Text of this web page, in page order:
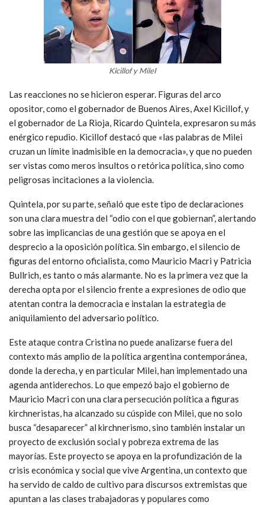
Kicillof y MileI
Las reacciones no se hicieron esperar. Figuras del arco
opositor, como el gobernador de Buenos Aires, Axel Kicillof, y
el gobernador de La Rioja, Ricardo Quintela, expresaron su más
enérgico repudio. Kicillof destacó que «las palabras de Milei
cruzan un límite inadmisible en la democracia», y que no pueden
ser vistas como meros insultos o retórica política, sino como
peligrosas incitaciones a la violencia.
Quintela, por su parte, señaló que este tipo de declaraciones
son una clara muestra del “odio con el que gobiernan”, alertando
sobre las implicancias de una gestión que se apoya en el
desprecio a la oposición política. Sin embargo, el silencio de
figuras del entorno oficialista, como Mauricio Macri y Patricia
Bullrich, es tanto o más alarmante. No es la primera vez que la
derecha opta por el silencio frente a expresiones de odio que
atentan contra la democracia e instalan la estrategia de
aniquilamiento del adversario político.
Este ataque contra Cristina no puede analizarse fuera del
contexto más amplio de la política argentina contemporánea,
donde la derecha, y en particular Milei, han implementado una
agenda antiderechos. Lo que empezó bajo el gobierno de
Mauricio Macri con una clara persecución política a figuras
kirchneristas, ha alcanzado su cúspide con Milei, que no solo
busca “desaparecer” al kirchnerismo, sino también instalar un
proyecto de exclusión social y pobreza extrema de las
mayorías. Este proyecto se apoya en la profundización de la
crisis económica y social que vive Argentina, un contexto que
ha servido de caldo de cultivo para discursos extremistas que
apuntan a las clases trabajadoras y populares como